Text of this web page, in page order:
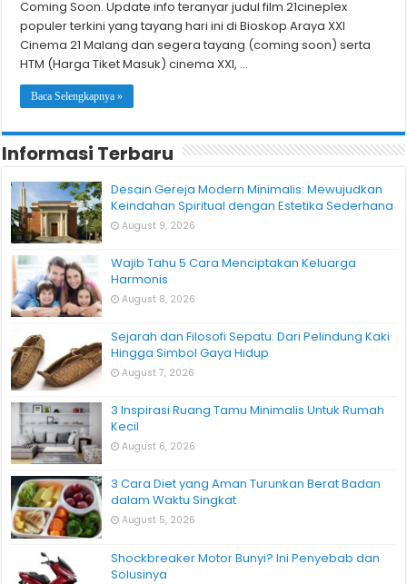
Coming Soon. Update info teranyar judul film 21cineplex
populer terkini yang tayang hari ini di Bioskop Araya XXI
Cinema 21 Malang dan segera tayang (coming soon) serta
HTM (Harga Tiket Masuk) cinema XXI, …
Baca Selengkapnya »
Informasi Terbaru
Desain Gereja Modern Minimalis: Mewujudkan
Keindahan Spiritual dengan Estetika Sederhana
August 9, 2026
Wajib Tahu 5 Cara Menciptakan Keluarga
Harmonis
August 8, 2026
Sejarah dan Filosofi Sepatu: Dari Pelindung Kaki
Hingga Simbol Gaya Hidup
August 7, 2026
3 Inspirasi Ruang Tamu Minimalis Untuk Rumah
Kecil
August 6, 2026
3 Cara Diet yang Aman Turunkan Berat Badan
dalam Waktu Singkat
August 5, 2026
Shockbreaker Motor Bunyi? Ini Penyebab dan
Solusinya